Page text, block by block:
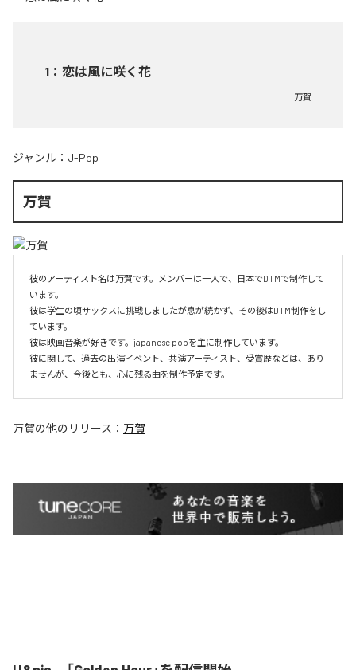
1 ： 恋は風に咲く花
万賀
ジャンル： J-Pop
万賀
彼のアーティスト名は万賀です。メンバーは一人で、日本でDTMで制作して
います。
彼は学生の頃サックスに挑戦しましたが息が続かず、その後はDTM制作をし
ています。
彼は映画音楽が好きです。japanese popを主に制作しています。
彼に関して、過去の出演イベント、共演アーティスト、受賞歴などは、あり
ませんが、今後とも、心に残る曲を制作予定です。
万賀の他のリリース： 万賀